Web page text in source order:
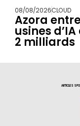
08/08/2026CLOUD
Azora
usines
2 milliards
ARTICLES